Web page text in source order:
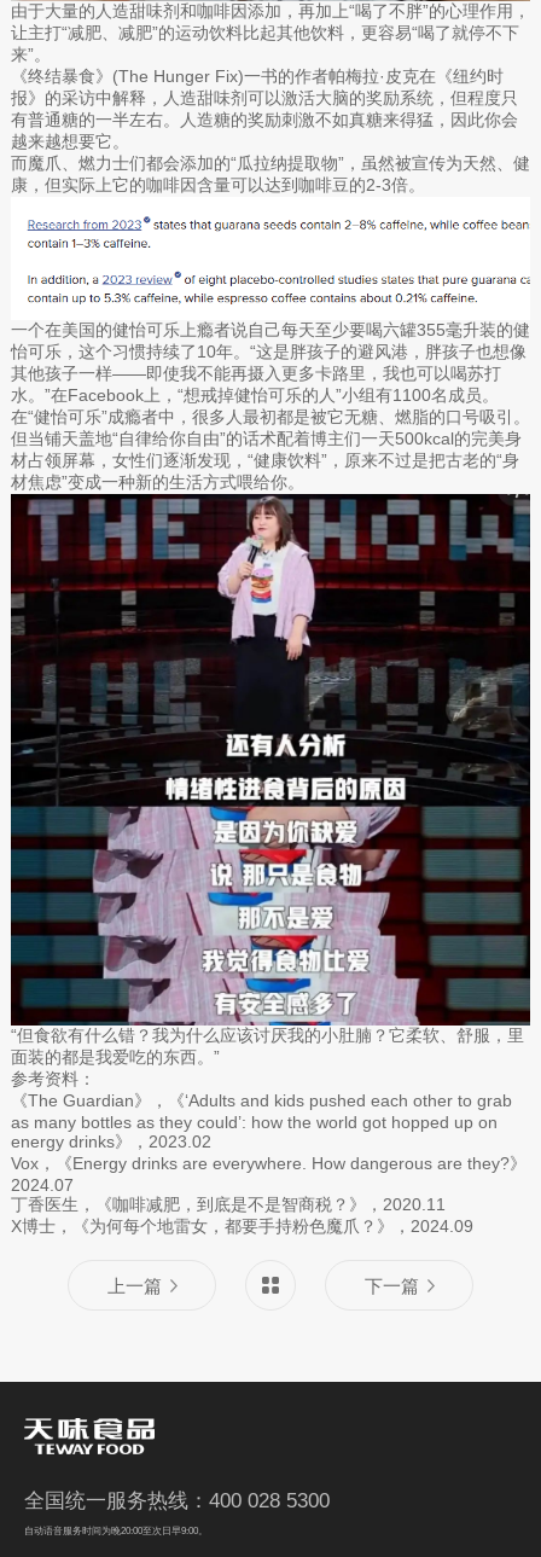
由于大量的人造甜味剂和咖啡因添加，再加上“喝了不胖”的心理作用，
让主打“减肥、减肥”的运动饮料比起其他饮料，更容易“喝了就停不下
来”。
《终结暴食》(The Hunger Fix)一书的作者帕梅拉·皮克在《纽约时
报》的采访中解释，人造甜味剂可以激活大脑的奖励系统，但程度只
有普通糖的一半左右。人造糖的奖励刺激不如真糖来得猛，因此你会
越来越想要它。
而魔爪、燃力士们都会添加的“瓜拉纳提取物”，虽然被宣传为天然、健
康，但实际上它的咖啡因含量可以达到咖啡豆的2-3倍。
一个在美国的健怡可乐上瘾者说自己每天至少要喝六罐355毫升装的健
怡可乐，这个习惯持续了10年。“这是胖孩子的避风港，胖孩子也想像
其他孩子一样——即使我不能再摄入更多卡路里，我也可以喝苏打
水。”在Facebook上，“想戒掉健怡可乐的人”小组有1100名成员。
在“健怡可乐”成瘾者中，很多人最初都是被它无糖、燃脂的口号吸引。
但当铺天盖地“自律给你自由”的话术配着博主们一天500kcal的完美身
材占领屏幕，女性们逐渐发现，“健康饮料”，原来不过是把古老的“身
材焦虑”变成一种新的生活方式喂给你。
“但食欲有什么错？我为什么应该讨厌我的小肚腩？它柔软、舒服，里
面装的都是我爱吃的东西。”
参考资料：
《The Guardian》，《‘Adults and kids pushed each other to grab
as many bottles as they could’: how the world got hopped up on
energy drinks》，2023.02
Vox，《Energy drinks are everywhere. How dangerous are they?》
2024.07
丁香医生，《咖啡减肥，到底是不是智商税？》，2020.11
X博士，《为何每个地雷女，都要手持粉色魔爪？》，2024.09
上一篇 下一篇
全国统一服务热线：400 028 5300
自动语音服务时间为晚20:00至次日早9:00。